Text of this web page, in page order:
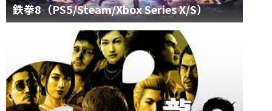
鉄拳8（PS5/Steam/Xbox Series X/S）